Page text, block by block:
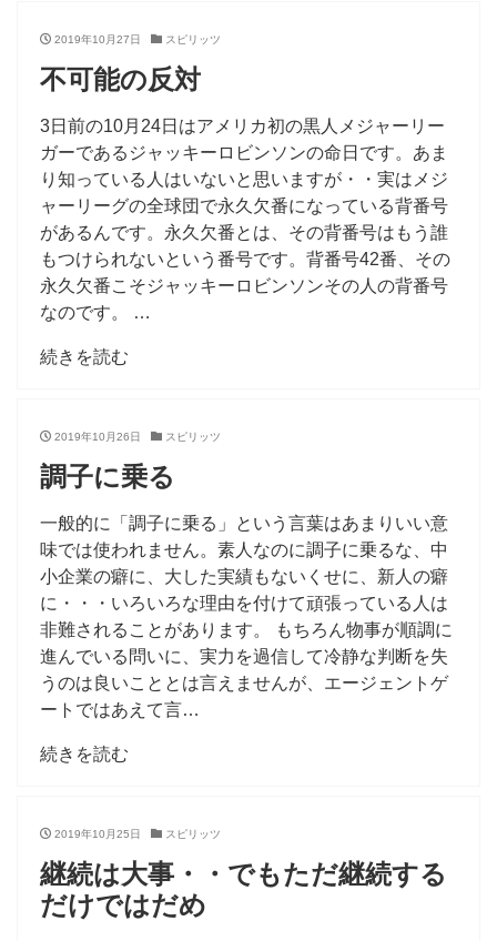
2019年10月27日 スピリッツ
不可能の反対
3日前の10月24日はアメリカ初の黒人メジャーリー
ガーであるジャッキーロビンソンの命日です。あま
り知っている人はいないと思いますが・・実はメジ
ャーリーグの全球団で永久欠番になっている背番号
があるんです。永久欠番とは、その背番号はもう誰
もつけられないという番号です。背番号42番、その
永久欠番こそジャッキーロビンソンその人の背番号
なのです。 …
続きを読む
2019年10月26日 スピリッツ
調子に乗る
一般的に「調子に乗る」という言葉はあまりいい意
味では使われません。素人なのに調子に乗るな、中
小企業の癖に、大した実績もないくせに、新人の癖
に・・・いろいろな理由を付けて頑張っている人は
非難されることがあります。 もちろん物事が順調に
進んでいる問いに、実力を過信して冷静な判断を失
うのは良いこととは言えませんが、エージェントゲ
ートではあえて言…
続きを読む
2019年10月25日 スピリッツ
継続は大事・・でもただ継続する
だけではだめ